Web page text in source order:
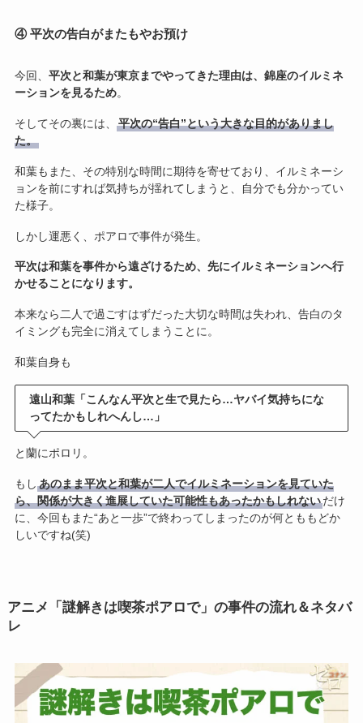
④ 平次の告白がまたもやお預け
今回、 平次と和葉が東京までやってきた理由は、錦座のイルミネ
ーションを見るため。
そしてその裏には、
平次の“告白”という大きな目的がありまし
た。
和葉もまた、その特別な時間に期待を寄せており、イルミネーシ
ョンを前にすれば気持ちが揺れてしまうと、自分でも分かってい
た様子。
しかし運悪く、ポアロで事件が発生。
平次は和葉を事件から遠ざけるため、先にイルミネーションへ行
かせることになります。
本来なら二人で過ごすはずだった大切な時間は失われ、告白のタ
イミングも完全に消えてしまうことに。
和葉自身も
遠山和葉「こんなん平次と生で見たら…ヤバイ気持ちにな
ってたかもしれへんし…」
と蘭にポロリ。
もし あのまま平次と和葉が二人でイルミネーションを見ていた
ら、関係が大きく進展していた可能性もあったかもしれないだけ
に、今回もまた“あと一歩”で終わってしまったのが何とももどか
しいですね(笑)
アニメ「謎解きは喫茶ポアロで」の事件の流れ＆ネタバ
レ